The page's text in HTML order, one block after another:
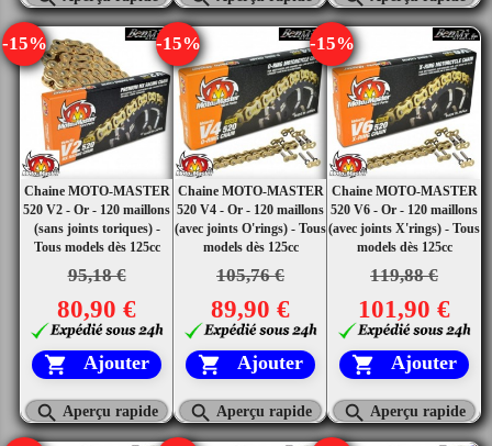
Chaine MOTO-MASTER
520 V2 - Or - 120 maillons
(sans joints toriques) -
Tous models dès 125cc
95,18 €
-15%
80,90 €
 Ajouter
 Aperçu rapide
Chaine MOTO-MASTER
520 V4 - Or - 120 maillons
(avec joints O'rings) - Tous
models dès 125cc
105,76 €
-15%
89,90 €
 Ajouter
 Aperçu rapide
Chaine MOTO-MASTER
520 V6 - Or - 120 maillons
(avec joints X'rings) - Tous
models dès 125cc
119,88 €
-15%
101,90 €
 Ajouter
 Aperçu rapide